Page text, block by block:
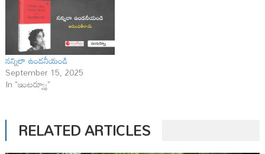
నన్నిలా ఉండనీయండి
September 15, 2025
In "ఇంటర్వ్యూ"
RELATED ARTICLES